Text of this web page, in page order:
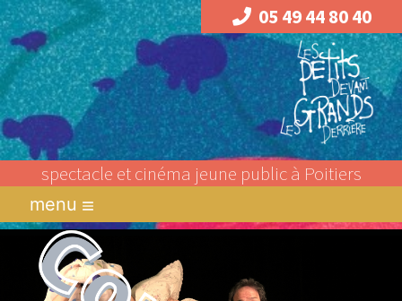
05 49 44 80 40
spectacle et cinéma jeune public à Poitiers
menu